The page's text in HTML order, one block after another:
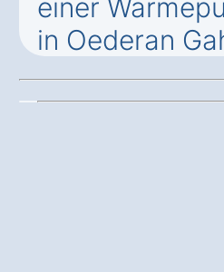
einer
in Oederan